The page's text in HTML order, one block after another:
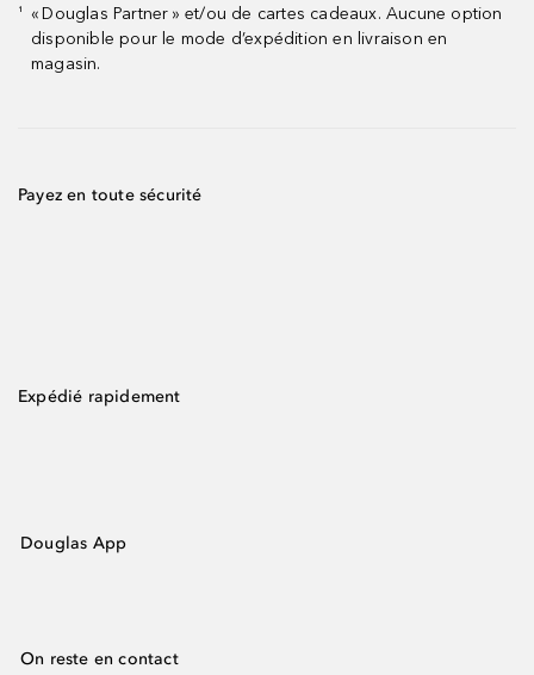
¹
« Douglas Partner » et/ou de cartes cadeaux. Aucune option
disponible pour le mode d’expédition en livraison en
magasin.
Payez en toute sécurité
Expédié rapidement
Douglas App
On reste en contact